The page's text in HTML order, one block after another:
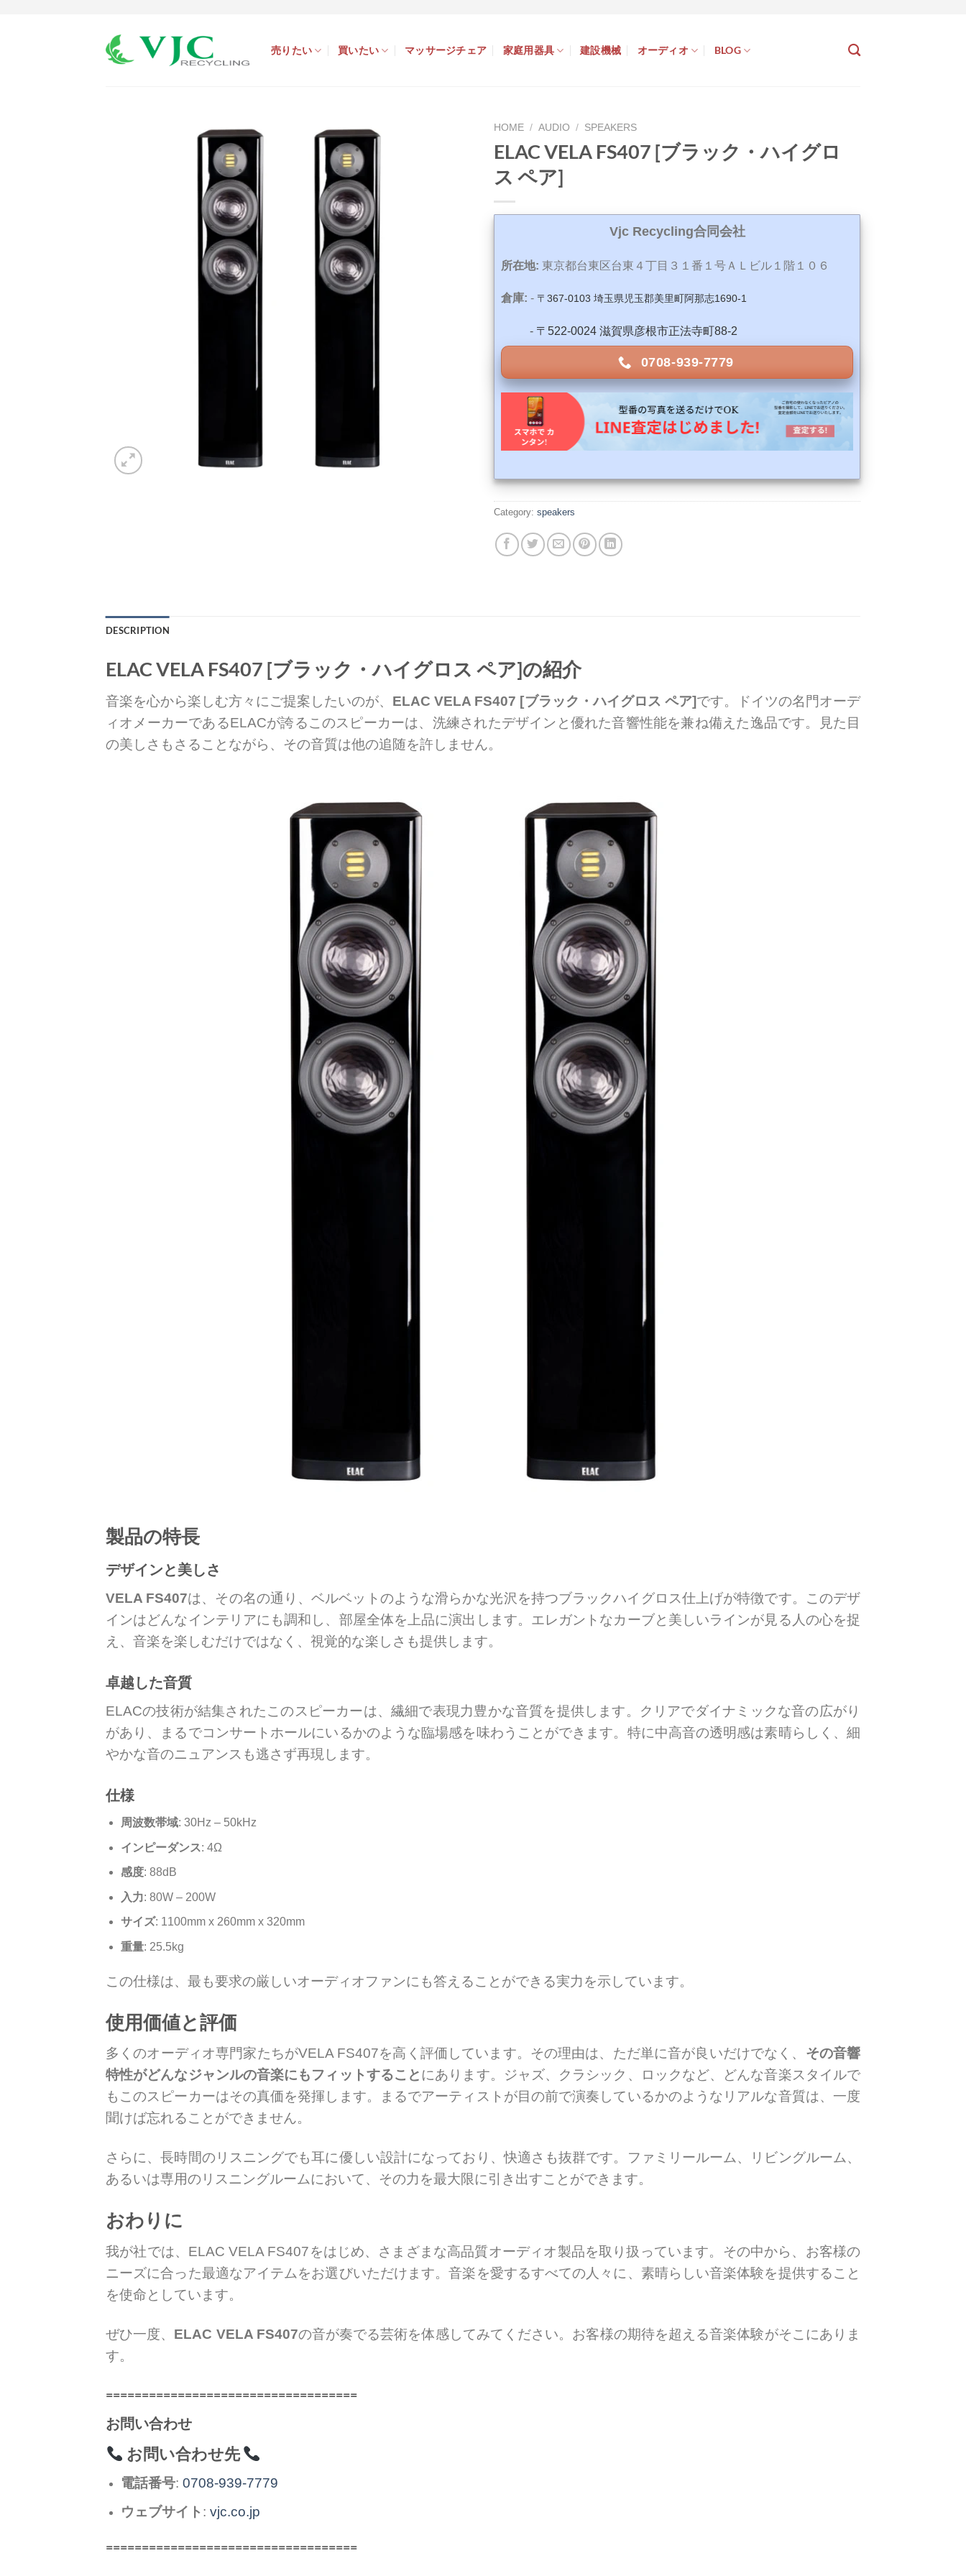
売りたい 買いたい マッサージチェア 家庭用器具 建設機械 オーディオ BLOG
HOME / AUDIO / SPEAKERS
ELAC VELA FS407 [ブラック・ハイグロ
ス ペア]
Vjc Recycling合同会社
所在地: 東京都台東区台東４丁目３１番１号ＡＬビル１階１０６
倉庫: - 〒367-0103 埼玉県児玉郡美里町阿那志1690-1
- 〒522-0024 滋賀県彦根市正法寺町88-2
0708-939-7779
Category: speakers
DESCRIPTION
ELAC VELA FS407 [ブラック・ハイグロス ペア]の紹介
音楽を心から楽しむ方々にご提案したいのが、 ELAC VELA FS407 [ブラック・ハイグロス ペア]です。ドイツの名門オーデ
ィオメーカーであるELACが誇るこのスピーカーは、洗練されたデザインと優れた音響性能を兼ね備えた逸品です。見た目
の美しさもさることながら、その音質は他の追随を許しません。
製品の特長
デザインと美しさ
VELA FS407は、その名の通り、ベルベットのような滑らかな光沢を持つブラックハイグロス仕上げが特徴です。このデザ
インはどんなインテリアにも調和し、部屋全体を上品に演出します。エレガントなカーブと美しいラインが見る人の心を捉
え、音楽を楽しむだけではなく、視覚的な楽しさも提供します。
卓越した音質
ELACの技術が結集されたこのスピーカーは、繊細で表現力豊かな音質を提供します。クリアでダイナミックな音の広がり
があり、まるでコンサートホールにいるかのような臨場感を味わうことができます。特に中高音の透明感は素晴らしく、細
やかな音のニュアンスも逃さず再現します。
仕様
周波数帯域: 30Hz – 50kHz
インピーダンス: 4Ω
感度: 88dB
入力: 80W – 200W
サイズ: 1100mm x 260mm x 320mm
重量: 25.5kg
この仕様は、最も要求の厳しいオーディオファンにも答えることができる実力を示しています。
使用価値と評価
多くのオーディオ専門家たちがVELA FS407を高く評価しています。その理由は、ただ単に音が良いだけでなく、 その音響
特性がどんなジャンルの音楽にもフィットすること にあります。ジャズ、クラシック、ロックなど、どんな音楽スタイルで
もこのスピーカーはその真価を発揮します。まるでアーティストが目の前で演奏しているかのようなリアルな音質は、一度
聞けば忘れることができません。
さらに、長時間のリスニングでも耳に優しい設計になっており、快適さも抜群です。ファミリールーム、リビングルーム、
あるいは専用のリスニングルームにおいて、その力を最大限に引き出すことができます。
おわりに
我が社では、ELAC VELA FS407をはじめ、さまざまな高品質オーディオ製品を取り扱っています。その中から、お客様の
ニーズに合った最適なアイテムをお選びいただけます。音楽を愛するすべての人々に、素晴らしい音楽体験を提供すること
を使命としています。
ぜひ一度、 ELAC VELA FS407の音が奏でる芸術を体感してみてください。お客様の期待を超える音楽体験がそこにありま
す。
===================================
お問い合わせ
お問い合わせ先
電話番号: 0708-939-7779
ウェブサイト: vjc.co.jp
===================================